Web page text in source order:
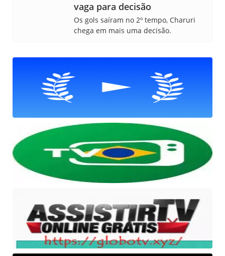
vaga para decisão
Os gols saíram no 2º tempo, Charuri
chega em mais uma decisão.